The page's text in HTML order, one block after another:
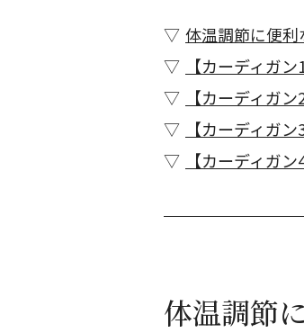
体温調節に便利
【カーディガ
【カーディガ
【カーディガ
【カーディガ
体温調節